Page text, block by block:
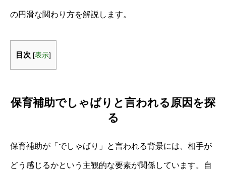
の円滑な関わり方を解説します。
目次 [表示]
保育補助でしゃばりと言われる原因を探
る
保育補助が「でしゃばり」と言われる背景には、相手が
どう感じるかという主観的な要素が関係しています。自